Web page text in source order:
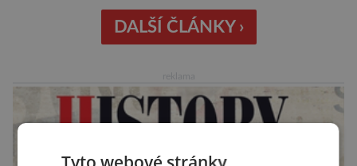
sardinky, které si může dovolit opravdu každý
„Místo toho, aby poskytovaly izolované
potravinou,“ říká nutriční specialista Colin
Robertson a zdůrazňuje […]
DALŠÍ ČLÁNKY ›